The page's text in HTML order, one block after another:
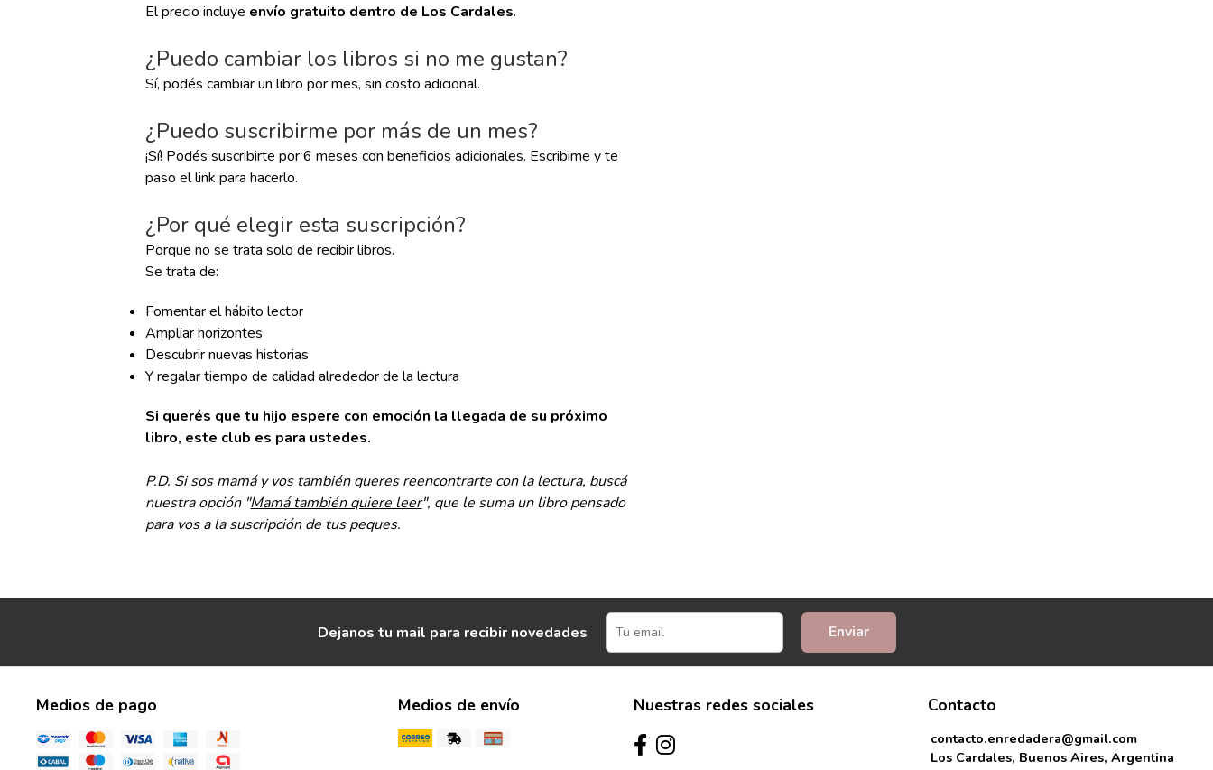
El precio incluye envío gratuito dentro de Los Cardales.
¿Puedo cambiar los libros si no me gustan?
Sí, podés cambiar un libro por mes, sin costo adicional.
¿Puedo suscribirme por más de un mes?
¡Sí! Podés suscribirte por 6 meses con beneficios adicionales. Escribime y te
paso el link para hacerlo.
¿Por qué elegir esta suscripción?
Porque no se trata solo de recibir libros.
Se trata de:
Fomentar el hábito lector
Ampliar horizontes
Descubrir nuevas historias
Y regalar tiempo de calidad alrededor de la lectura
Si querés que tu hijo espere con emoción la llegada de su próximo
libro, este club es para ustedes.
P.D. Si sos mamá y vos también queres reencontrarte con la lectura, buscá
nuestra opción "Mamá también quiere leer", que le suma un libro pensado
para vos a la suscripción de tus peques.
Dejanos tu mail para recibir novedades Enviar
Medios de pago Medios de envío Nuestras redes sociales Contacto
contacto.enredadera@gmail.com
Los Cardales, Buenos Aires, Argentina